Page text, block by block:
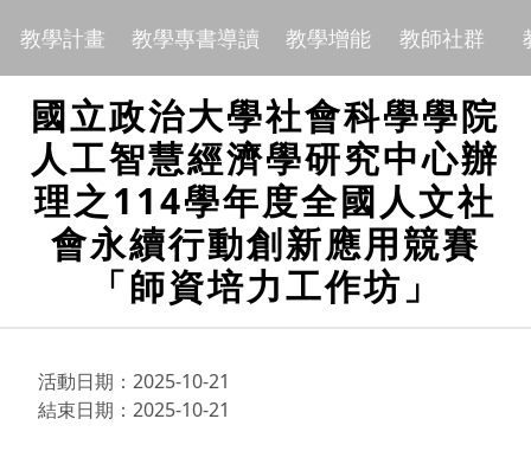
教學計畫 教學專書導讀 教學增能 教師社群
國立政治大學社會科學學院
人工智慧經濟學研究中心辦
理之114學年度全國人文社
會永續行動創新應用競賽
「師資培力工作坊」
活動日期：2025-10-21
結束日期：2025-10-21